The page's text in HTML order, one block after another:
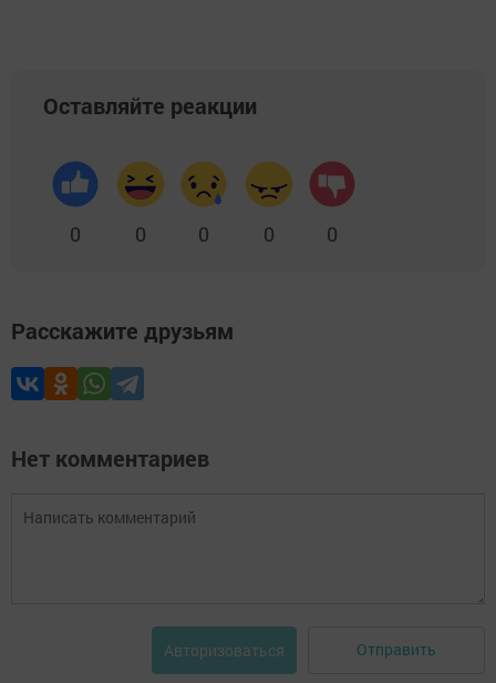
Оставляйте реакции
0 0 0 0 0
Расскажите друзьям
Нет комментариев
Авторизоваться Отправить